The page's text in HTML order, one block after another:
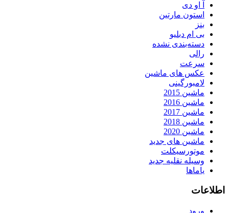
آ او دی
استون مارتین
بنز
بی ام دبلیو
دسته‌بندی نشده
رالی
سرعت
عکس های ماشین
لامبورگینی
ماشین 2015
ماشین 2016
ماشین 2017
ماشین 2018
ماشین 2020
ماشین های جدید
موتورسیکلت
وسیله نقلیه جدید
یاماها
اطلاعات
ورود